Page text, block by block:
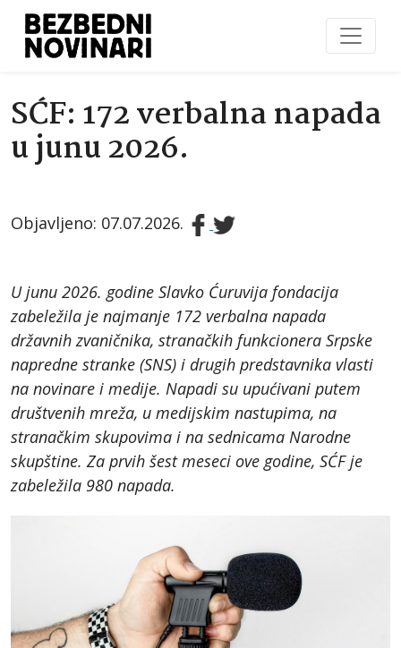
SĆF: 172 verbalna napada
u junu 2026.
Objavljeno: 07.07.2026.
U junu 2026. godine Slavko Ćuruvija fondacija
zabeležila je najmanje 172 verbalna napada
državnih zvaničnika, stranačkih funkcionera Srpske
napredne stranke (SNS) i drugih predstavnika vlasti
na novinare i medije. Napadi su upućivani putem
društvenih mreža, u medijskim nastupima, na
stranačkim skupovima i na sednicama Narodne
skupštine. Za prvih šest meseci ove godine, SĆF je
zabeležila 980 napada.